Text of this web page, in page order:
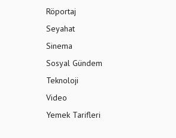
Röportaj
Seyahat
Sinema
Sosyal Gündem
Teknoloji
Video
Yemek Tarifleri